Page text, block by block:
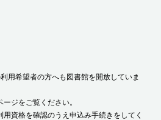
用希望者の方へも図書館を開放していま
ジをご覧ください。
資格を確認のうえ申込み手続きをしてく